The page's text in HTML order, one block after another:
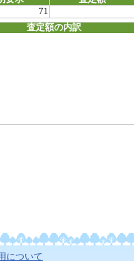
71
査定額の内訳
について